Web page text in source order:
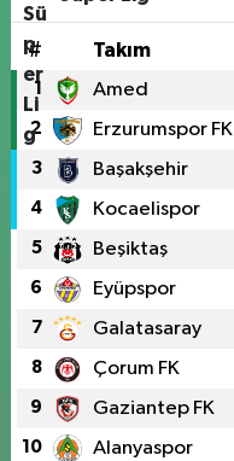
# Takım
1 Amed
2 Erzurumspor FK
3 Başakşehir
4 Kocaelispor
5 Beşiktaş
6 Eyüpspor
7 Galatasaray
8 Çorum FK
9 Gaziantep FK
10 Alanyaspor